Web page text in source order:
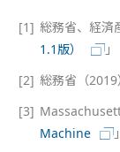
[1] 総務省、経済
1.1版）
」
[2] 総務省（
[3]
Machine
」